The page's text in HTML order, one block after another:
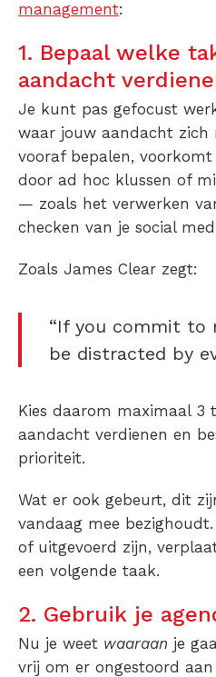
management:
1. Bepaal welke
aandacht
Je kunt pas gefocust
waar jouw aandacht zich
vooraf bepalen,
door ad hoc klussen of
— zoals het verwerken
checken van je social
Zoals James Clear zegt:
“If you commit to
be distracted by
Kies daarom maximaal 3
aandacht verdienen en
prioriteit.
Wat er ook gebeurt, dit
vandaag mee
of uitgevoerd zijn,
een volgende taak.
2. Gebruik je
Nu je weet waaraan je
vrij om er ongestoord